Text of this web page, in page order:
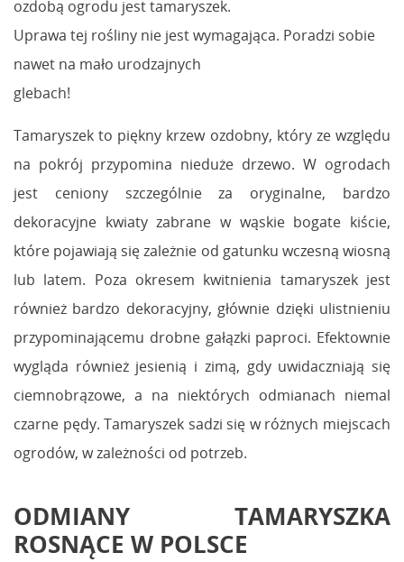
ozdobą ogrodu jest tamaryszek.
Uprawa tej rośliny nie jest wymagająca. Poradzi sobie
nawet na mało urodzajnych
glebach!
Tamaryszek to piękny krzew ozdobny, który ze względu
na pokrój przypomina nieduże drzewo. W ogrodach
jest ceniony szczególnie za oryginalne, bardzo
dekoracyjne kwiaty zabrane w wąskie bogate kiście,
które pojawiają się zależnie od gatunku wczesną wiosną
lub latem. Poza okresem kwitnienia tamaryszek jest
również bardzo dekoracyjny, głównie dzięki ulistnieniu
przypominającemu drobne gałązki paproci. Efektownie
wygląda również jesienią i zimą, gdy uwidaczniają się
ciemnobrązowe, a na niektórych odmianach niemal
czarne pędy. Tamaryszek sadzi się w różnych miejscach
ogrodów, w zależności od potrzeb.
ODMIANY TAMARYSZKA
ROSNĄCE W POLSCE